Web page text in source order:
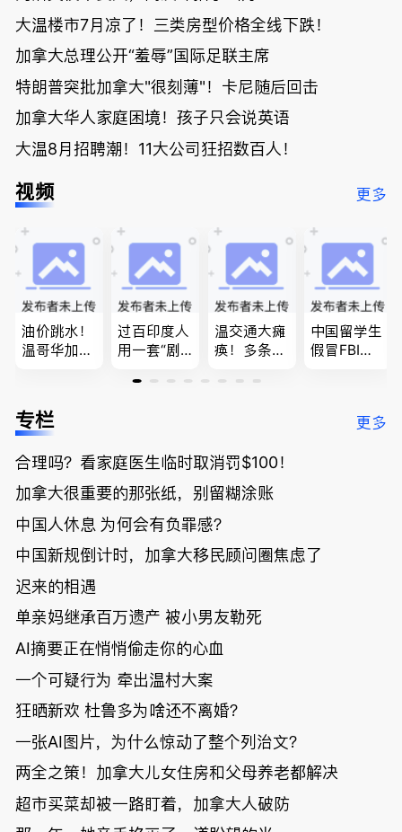
大温楼市7月凉了！三类房型价格全线下跌！
加拿大总理公开“羞辱”国际足联主席
特朗普突批加拿大"很刻薄"！卡尼随后回击
加拿大华人家庭困境！孩子只会说英语
大温8月招聘潮！11大公司狂招数百人！
视频 更多
油价跳水！
温哥华加油
低；免费狂
送50万磅蔬
温“丑陋土
豆日”冲击
吉尼斯纪
录；惨！留
骗光2万美
元，还被卷
入跨国刑案
账户遭封！
过百印度人
用一套“剧
官：太假
欠款多出$1
9万；突
发！无辜男
孩温哥华市
中心被刺身
亡；
温交通大瘫
痪！多条主
底；做顿饭
单；房市崩
盘前兆？加
国租赁市场
恐迎暴跌危
中国留学生
假冒FBI上
夫妻住进殡
专栏 更多
合理吗？看家庭医生临时取消罚$100！
加拿大很重要的那张纸，别留糊涂账
中国人休息 为何会有负罪感？
中国新规倒计时，加拿大移民顾问圈焦虑了
迟来的相遇
单亲妈继承百万遗产 被小男友勒死
AI摘要正在悄悄偷走你的心血
一个可疑行为 牵出温村大案
狂晒新欢 杜鲁多为啥还不离婚？
一张AI图片，为什么惊动了整个列治文？
两全之策！加拿大儿女住房和父母养老都解决
超市买菜却被一路盯着，加拿大人破防